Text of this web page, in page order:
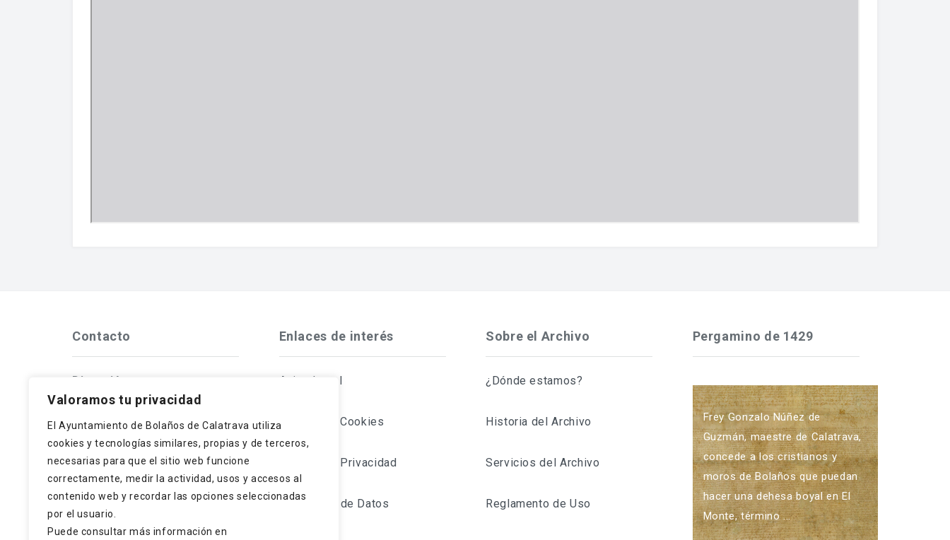
Valoramos tu privacidad
El Ayuntamiento de Bolaños de Calatrava utiliza
cookies y tecnologías similares, propias y de terceros,
necesarias para que el sitio web funcione
correctamente, medir la actividad, usos y accesos al
contenido web y recordar las opciones seleccionadas
por el usuario.
Puede consultar más información en
Contacto
Dirección
Plaza de España, 1
Bolaños de Calatrava
13260 Ciudad Real
Teléfono
926870027
Correo electrónico
archivo@bolanosdecalatrava.es
Enlaces de interés
Aviso Legal
Política de Cookies
Política de Privacidad
Protección de Datos
Sobre el Archivo
¿Dónde estamos?
Historia del Archivo
Servicios del Archivo
Reglamento de Uso
Pergamino de 1429
Frey Gonzalo Núñez de
Guzmán, maestre de Calatrava,
concede a los cristianos y
moros de Bolaños que puedan
hacer una dehesa boyal en El
Monte, término ...